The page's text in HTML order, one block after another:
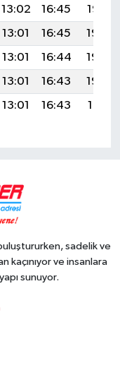
13:02 16:45
19:47
13:01 16:45
19:46
13:01 16:44
19:44
13:01 16:43
19:43
13:01 16:43 19:41
sadelik ve
kaçınıyor ve insanlara
sunuyor.